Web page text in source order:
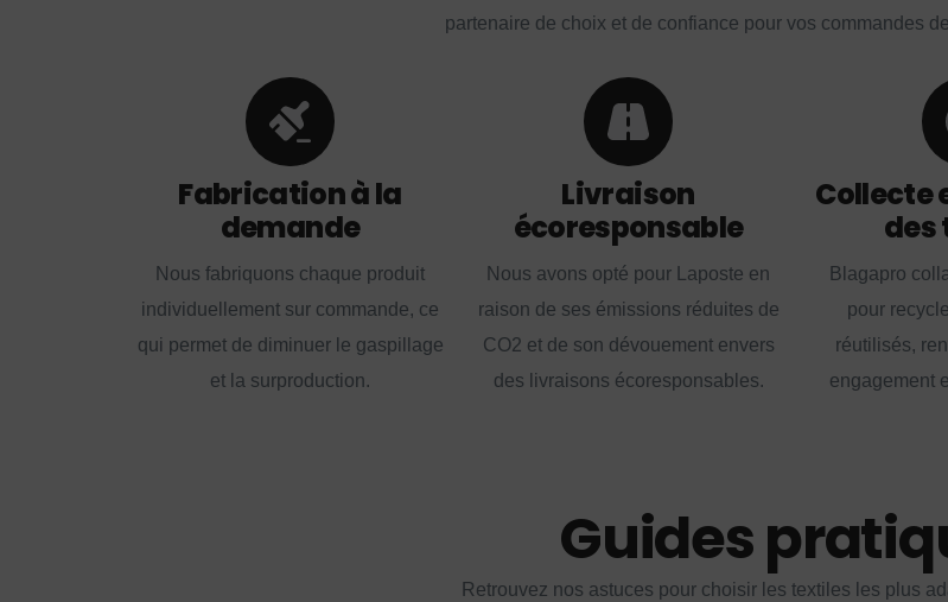
partenaire de choix et de confiance pour vos commandes
Fabrication à la
demande
Nous fabriquons chaque produit
individuellement sur commande, ce
qui permet de diminuer le gaspillage
et la surproduction.
Livraison
écoresponsable
Nous avons opté pour Laposte en
raison de ses émissions réduites de
CO2 et de son dévouement envers
des livraisons écoresponsables.
Collecte
des
Blagapro
pour
réutilisés,
engagement
Guides
Retrouvez nos astuces pour choisir les textiles les plus